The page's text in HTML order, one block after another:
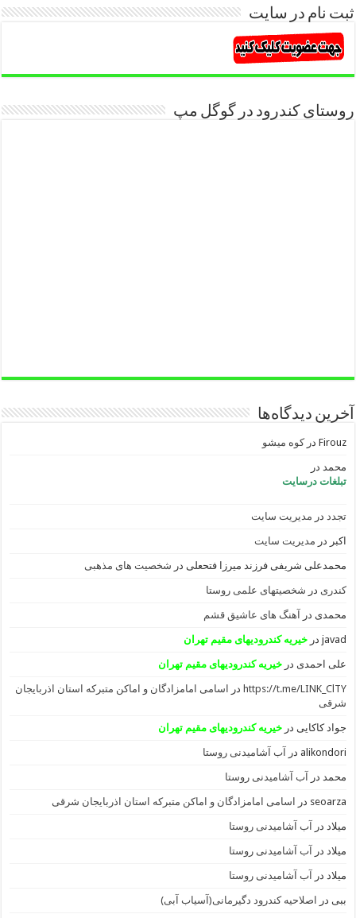
ثبت نام در سایت
روستای کندرود در گوگل مپ
آخرین دیدگاه‌ها
Firouz درکوه میشو
محمد در
تبلغات درسایت
تجدد در مدیریت سایت
اکبر در مدیریت سایت
محمدعلی شریفی فرزند میرزا فتحعلی در شخصیت های مذهبی
کندری در شخصیتهای علمی روستا
محمدی در آهنگ های عاشیق قشم
javad درخیریه کندرودیهای مقیم تهران
علی احمدی درخیریه کندرودیهای مقیم تهران
https://t.me/LINK_ClTY در اسامی امامزادگان و اماکن متبرکه استان اذربایجان
شرقی
جواد کاکایی درخیریه کندرودیهای مقیم تهران
alikondori در آب آشامیدنی روستا
محمد در آب آشامیدنی روستا
seoarza در اسامی امامزادگان و اماکن متبرکه استان اذربایجان شرقی
میلاد در آب آشامیدنی روستا
میلاد در آب آشامیدنی روستا
میلاد در آب آشامیدنی روستا
ببی در اصلاحیه کندرود دگیرمانی(آسیاب آبی)